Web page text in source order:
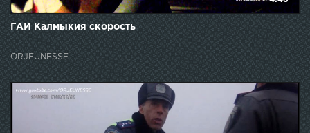
ГАИ Калмыкия скорость
ORJEUNESSE